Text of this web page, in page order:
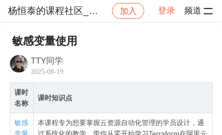
杨恒泰的课程社区_NO_1 加入 登录 频道
社区 杨恒泰的课程社区_NO_1
敏感变量使用
TTY同学
2025-08-19
课时
名称
课时知识点
敏感
本课程专为想要掌握云资源自动化管理的学员设计，通